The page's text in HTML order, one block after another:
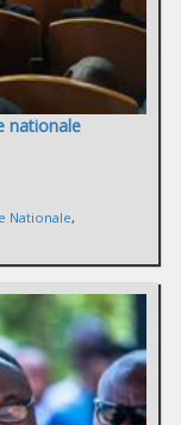
nationale
Nationale,